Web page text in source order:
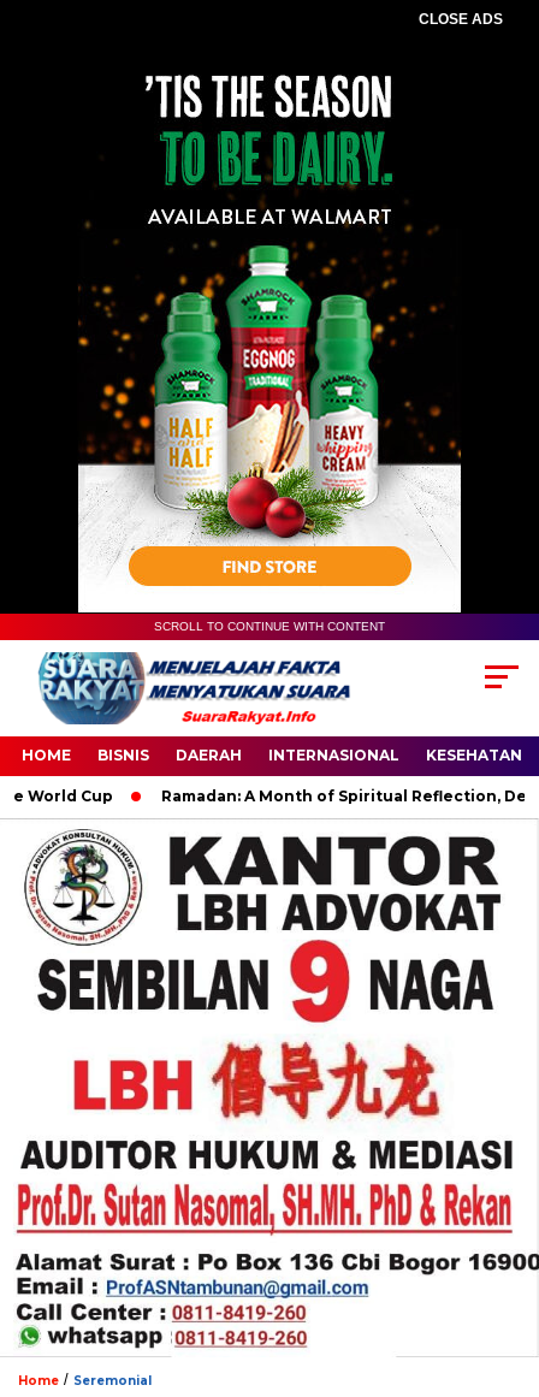
CLOSE ADS
SCROLL TO CONTINUE WITH CONTENT
HOME BISNIS DAERAH INTERNASIONAL KESEHATAN
Cup Ramadan: A Month of Spiritual Reflection,
Home / Seremonial